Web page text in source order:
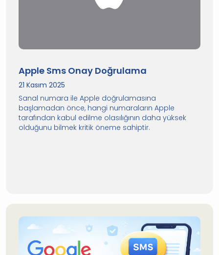
Apple Sms Onay Doğrulama
21 Kasım 2025
Sanal numara ile Apple doğrulamasına
başlamadan önce, hangi numaraların Apple
tarafından kabul edilme olasılığının daha yüksek
olduğunu bilmek kritik öneme sahiptir.